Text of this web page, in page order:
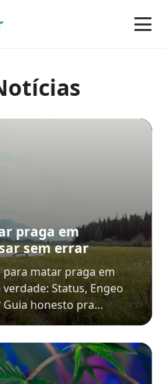
praga em
sem errar
para matar praga em
Status, Engeo
Guia honesto pra…